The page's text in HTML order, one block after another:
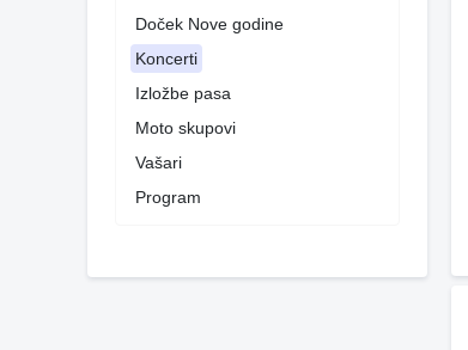
Doček Nove godine
Koncerti
Izložbe pasa
Moto skupovi
Vašari
Program